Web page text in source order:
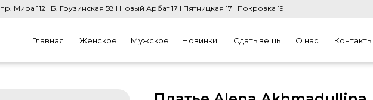
Главная Женское Мужское Новинки Сдать вещь О нас Контакты
пр. Мира 112 I Б. Грузинская 58 I Новый Арбат 17 I Пятницкая 17 I Покровка 19